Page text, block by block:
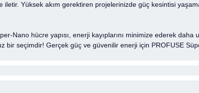
Yüksek akım gerektiren projelerinizde güç kesintisi
Nano hücre yapısı, enerji kayıplarını minimize ederek
seçimdir! Gerçek güç ve güvenilir enerji için PROFUSE